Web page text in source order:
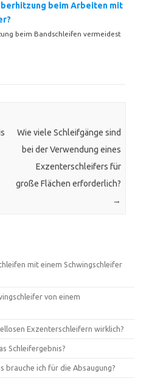
beim Arbeiten mit
beim Bandschleifen vermeidest
Wie viele Schleifgänge sind
bei der Verwendung eines
Exzenterschleifers für
große Flächen erforderlich?
→
mit einem Schwingschleifer
von einem
Exzenterschleifern wirklich?
Schleifergebnis?
brauche ich für die Absaugung?